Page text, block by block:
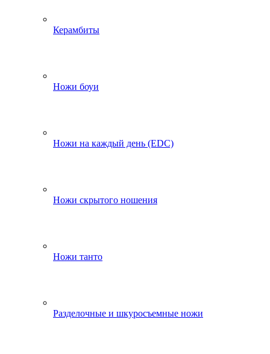
Керамбиты
Ножи боуи
Ножи на каждый день (EDC)
Ножи скрытого ношения
Ножи танто
Разделочные и шкуросъемные ножи